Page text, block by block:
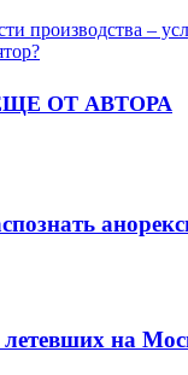
производства –
ОТ АВТОРА
на